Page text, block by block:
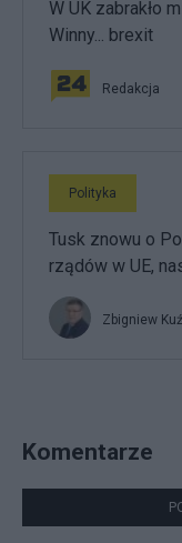
W UK zabrakło
Winny... brexit
Redakcja
Polityka
Tusk znowu o
rządów w UE,
Zbigniew
Komentarze